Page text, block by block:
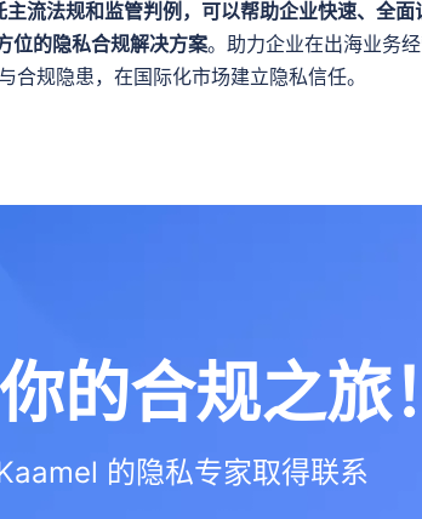
主流法规和监管判例，可以帮助企业快速、全面
位的隐私合规解决方案。助力企业在出海业务
合规隐患，在国际化市场建立隐私信任。
的合规之旅！
的隐私专家取得联系